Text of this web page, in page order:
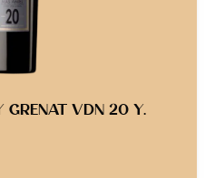
GRENAT VDN 20 Y.